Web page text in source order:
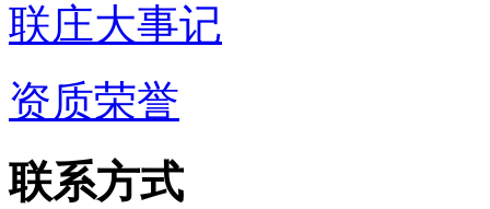
联庄大事记
资质荣誉
联系方式